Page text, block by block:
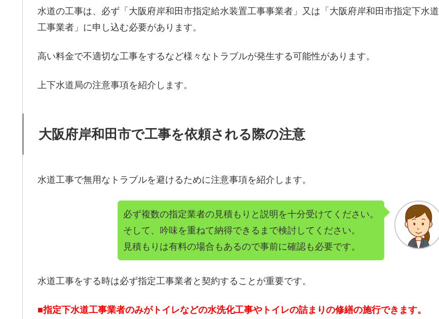
水道の工事は、必ず「大阪府岸和田市指定給水装置工事事業者」又は「大阪府岸和田市指定下水道
工事業者」に申し込む必要があります。
高い料金で不適切な工事をするなど様々なトラブルが発生する可能性があります。
上下水道局の注意事項を紹介します。
大阪府岸和田市で工事を依頼される際の注意
水道工事で無用なトラブルを避けるために注意事項を紹介します。
必ず複数の指定業者の見積もりと説明を十分受けてください。
そして、吟味を重ねて納得できるまで検討してください。
見積もりは有料の場合もあるので事前に確認も必要です。
水道工事をする時は必ず指定工事業者と契約することが重要です。
■指定下水道工事業者のみがトイレなどの水洗化工事やトイレの詰まりの修繕の施行できます。